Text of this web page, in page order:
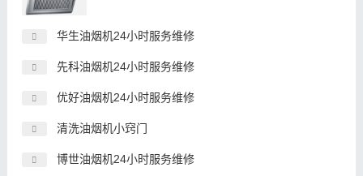
华生油烟机24小时服务维修
先科油烟机24小时服务维修
优好油烟机24小时服务维修
清洗油烟机小窍门
博世油烟机24小时服务维修